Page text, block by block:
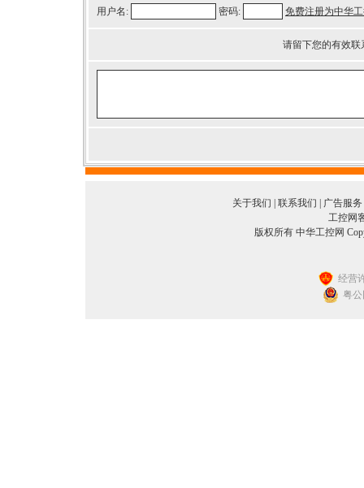
用户名: 密码: 免费注册为中华
请留下您的有效
关于我们 联系我们 广告服务
工控网
版权所有 中华工控网
经营
粤公